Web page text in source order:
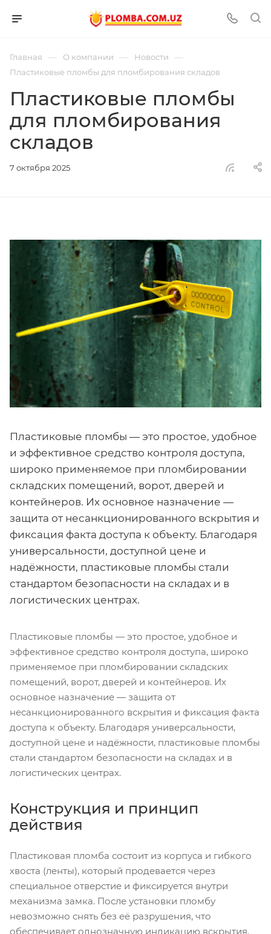
Главная — О компании — Новости —
Пластиковые пломбы для пломбирования складов
Пластиковые пломбы
для пломбирования
складов
7 октября 2025
Пластиковые пломбы — это простое, удобное
и эффективное средство контроля доступа,
широко применяемое при пломбировании
складских помещений, ворот, дверей и
контейнеров. Их основное назначение —
защита от несанкционированного вскрытия и
фиксация факта доступа к объекту. Благодаря
универсальности, доступной цене и
надёжности, пластиковые пломбы стали
стандартом безопасности на складах и в
логистических центрах.
Пластиковые пломбы — это простое, удобное и
эффективное средство контроля доступа, широко
применяемое при пломбировании складских
помещений, ворот, дверей и контейнеров. Их
основное назначение — защита от
несанкционированного вскрытия и фиксация факта
доступа к объекту. Благодаря универсальности,
доступной цене и надёжности, пластиковые пломбы
стали стандартом безопасности на складах и в
логистических центрах.
Конструкция и принцип
действия
Пластиковая пломба состоит из корпуса и гибкого
хвоста (ленты), который продевается через
специальное отверстие и фиксируется внутри
механизма замка. После установки пломбу
невозможно снять без её разрушения, что
обеспечивает однозначную индикацию вскрытия.